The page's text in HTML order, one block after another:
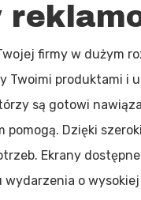
firmy w dużym
Twoimi produktami i
są gotowi
pomogą. Dzięki
Ekrany
wydarzenia o